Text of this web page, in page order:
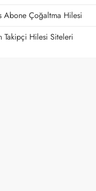
Abone Çoğaltma Hilesi
Takipçi Hilesi Siteleri